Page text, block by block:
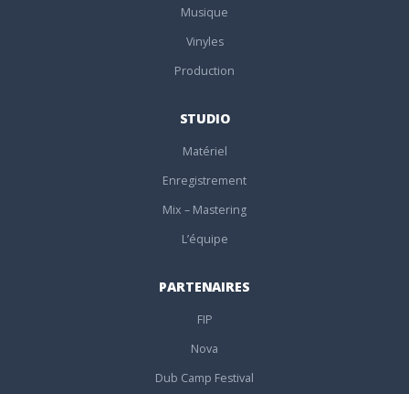
Musique
Vinyles
Production
STUDIO
Matériel
Enregistrement
Mix – Mastering
L’équipe
PARTENAIRES
FIP
Nova
Dub Camp Festival